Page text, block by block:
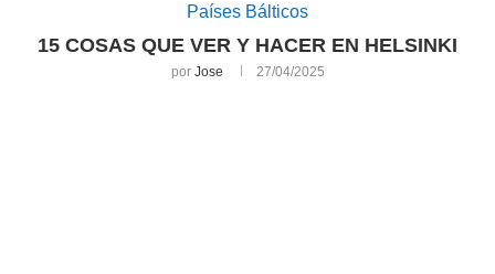
Países Bálticos
15 COSAS QUE VER Y HACER EN HELSINKI
por Jose 27/04/2025